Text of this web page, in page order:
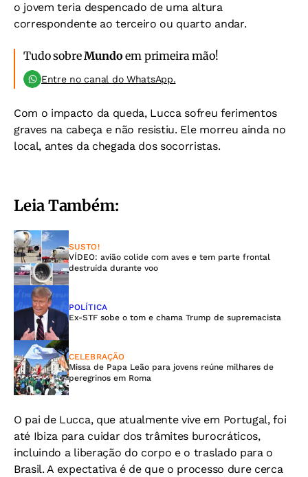
o jovem teria despencado de uma altura
correspondente ao terceiro ou quarto andar.
Tudo sobreMundo em primeira mão!
Entre no canal do WhatsApp.
Com o impacto da queda, Lucca sofreu ferimentos
graves na cabeça e não resistiu. Ele morreu ainda no
local, antes da chegada dos socorristas.
Leia Também:
SUSTO!
VÍDEO: avião colide com aves e tem parte frontal
destruída durante voo
POLÍTICA
Ex-STF sobe o tom e chama Trump de supremacista
CELEBRAÇÃO
Missa de Papa Leão para jovens reúne milhares de
peregrinos em Roma
O pai de Lucca, que atualmente vive em Portugal, foi
até Ibiza para cuidar dos trâmites burocráticos,
incluindo a liberação do corpo e o traslado para o
Brasil. A expectativa é de que o processo dure cerca